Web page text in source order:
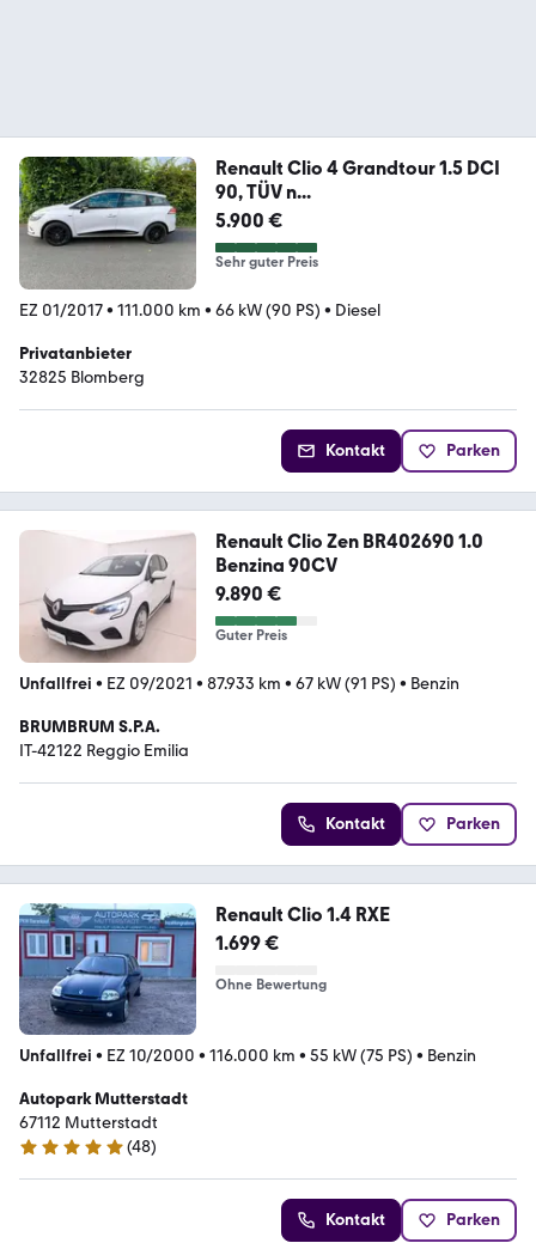
Renault Clio 4 Grandtour 1.5 DCI
90, TÜV n...
5.900 €
Sehr guter Preis
EZ 01/2017• 111.000 km • 66 kW (90 PS) • Diesel
Privatanbieter
32825 Blomberg
Kontakt Parken
Renault Clio Zen BR402690 1.0
Benzina 90CV
9.890 €
Guter Preis
Unfallfrei • EZ 09/2021 • 87.933 km • 67 kW (91 PS) • Benzin
BRUMBRUM S.P.A.
IT-42122 Reggio Emilia
Kontakt Parken
Renault Clio 1.4 RXE
1.699 €
Ohne Bewertung
Unfallfrei • EZ 10/2000 • 116.000 km • 55 kW (75 PS) • Benzin
Autopark Mutterstadt
67112 Mutterstadt
4.9 Sterne
(48)
Kontakt Parken